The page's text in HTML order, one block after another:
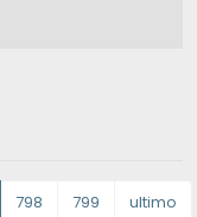
798 799
ultimo